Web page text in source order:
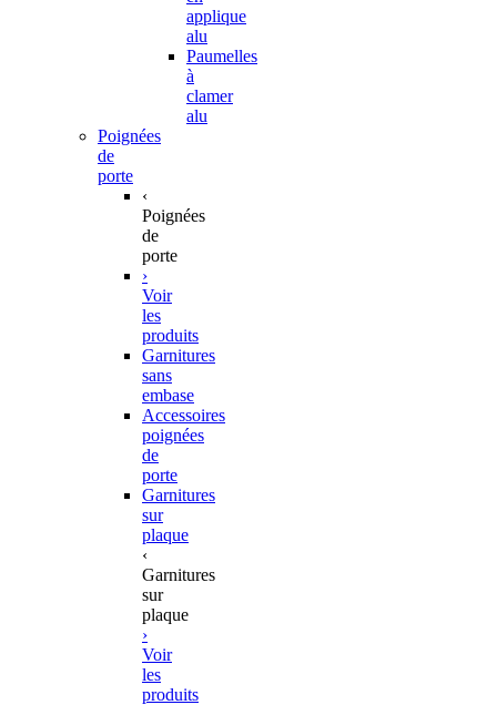
applique
alu
Paumelles
à
clamer
alu
Poignées
de
porte
‹
Poignées
de
porte
›
Voir
les
produits
Garnitures
sans
embase
Accessoires
poignées
de
porte
Garnitures
sur
plaque
‹
Garnitures
sur
plaque
›
Voir
les
produits